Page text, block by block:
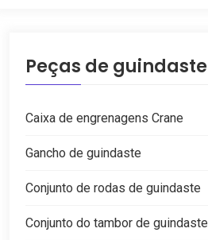
Peças de guindaste
Caixa de engrenagens Crane
Gancho de guindaste
Conjunto de rodas de guindaste
Conjunto do tambor de guindaste